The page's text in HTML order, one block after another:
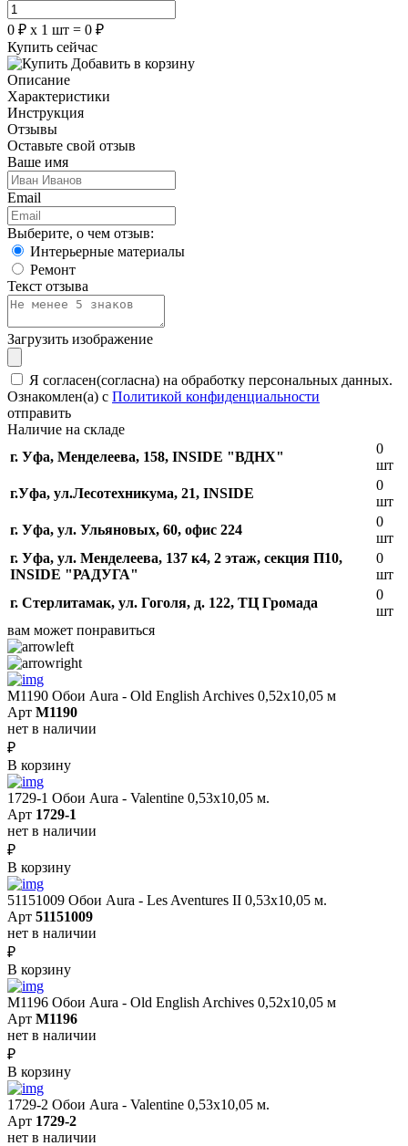
0 ₽ х 1 шт = 0 ₽
Купить сейчас
Добавить в корзину
Описание
Характеристики
Инструкция
Отзывы
Оставьте свой отзыв
Ваше имя
Email
Выберите, о чем отзыв:
Интерьерные материалы
Ремонт
Текст отзыва
Загрузить изображение
Я согласен(согласна) на обработку персональных данных.
Ознакомлен(а) с Политикой конфиденциальности
отправить
Наличие на складе
г. Уфа, Менделеева, 158, INSIDE "ВДНХ"
0
шт
г.Уфа, ​ул.Лесотехникума, 21, INSIDE
0
шт
г. Уфа, ул. Ульяновых, 60, офис 224
0
шт
г. Уфа, ул. Менделеева, 137 к4, ​2 этаж, секция П10,
INSIDE "РАДУГА"
0
шт
г. Стерлитамак, ул. Гоголя, д. 122, ТЦ Громада
0
шт
вам может понравиться
M1190 Обои Aura - Old English Archives 0,52x10,05 м
Арт M1190
нет в наличии
₽
В корзину
1729-1 Обои Aura - Valentine 0,53х10,05 м.
Арт 1729-1
нет в наличии
₽
В корзину
51151009 Обои Aura - Les Aventures II 0,53х10,05 м.
Арт 51151009
нет в наличии
₽
В корзину
M1196 Обои Aura - Old English Archives 0,52x10,05 м
Арт M1196
нет в наличии
₽
В корзину
1729-2 Обои Aura - Valentine 0,53х10,05 м.
Арт 1729-2
нет в наличии